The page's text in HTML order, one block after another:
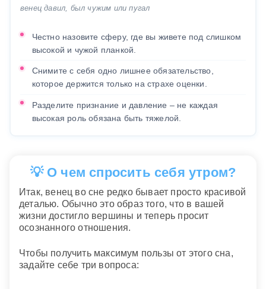
венец давил, был чужим или пугал
Честно назовите сферу, где вы живете под слишком
высокой и чужой планкой.
Снимите с себя одно лишнее обязательство,
которое держится только на страхе оценки.
Разделите признание и давление – не каждая
высокая роль обязана быть тяжелой.
💡 О чем спросить себя утром?
Итак, венец во сне редко бывает просто красивой
деталью. Обычно это образ того, что в вашей
жизни достигло вершины и теперь просит
осознанного отношения.
Чтобы получить максимум пользы от этого сна,
задайте себе три вопроса: